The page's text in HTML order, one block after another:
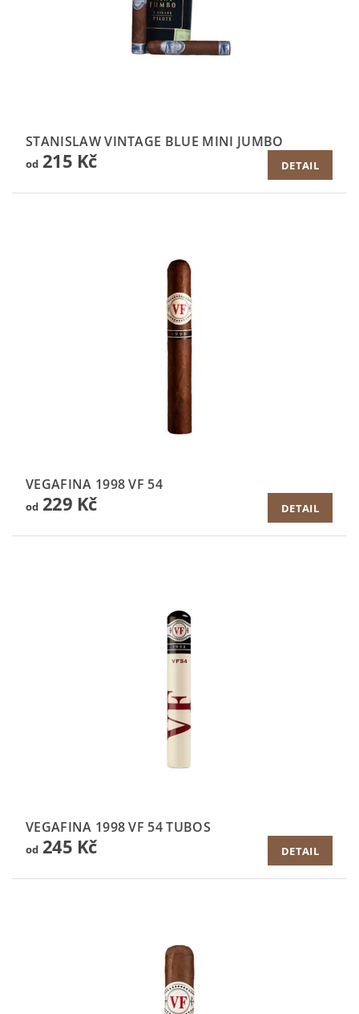
STANISLAW VINTAGE BLUE MINI JUMBO
od215 Kč DETAIL
VEGAFINA 1998 VF 54
od229 Kč DETAIL
VEGAFINA 1998 VF 54 TUBOS
od245 Kč DETAIL